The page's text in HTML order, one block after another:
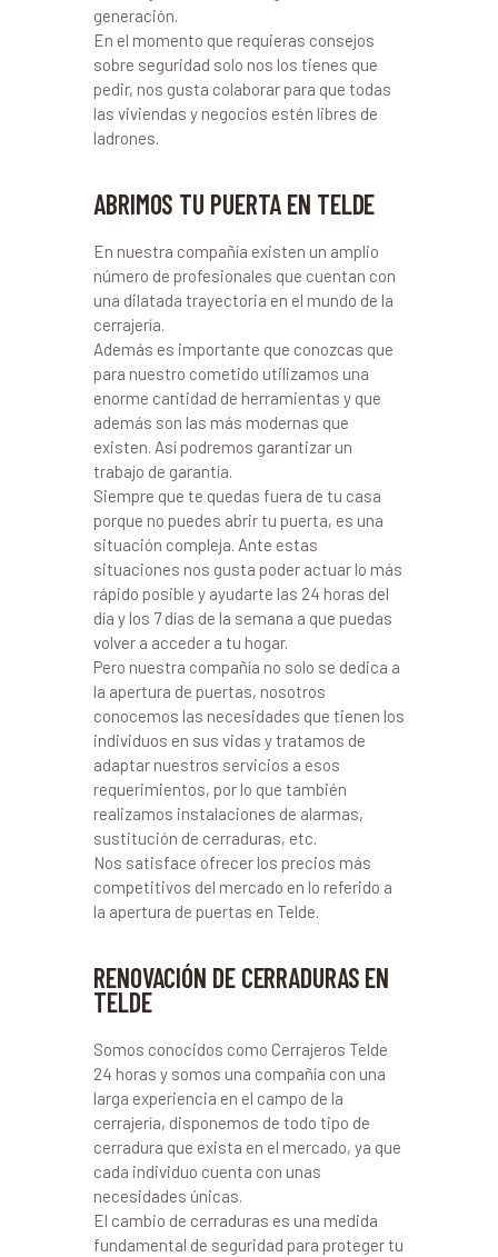
generación.
En el momento que requieras consejos
sobre seguridad solo nos los tienes que
pedir, nos gusta colaborar para que todas
las viviendas y negocios estén libres de
ladrones.
ABRIMOS TU PUERTA EN TELDE
En nuestra compañía existen un amplio
número de profesionales que cuentan con
una dilatada trayectoria en el mundo de la
cerrajería.
Además es importante que conozcas que
para nuestro cometido utilizamos una
enorme cantidad de herramientas y que
además son las más modernas que
existen. Así podremos garantizar un
trabajo de garantía.
Siempre que te quedas fuera de tu casa
porque no puedes abrir tu puerta, es una
situación compleja. Ante estas
situaciones nos gusta poder actuar lo más
rápido posible y ayudarte las 24 horas del
día y los 7 días de la semana a que puedas
volver a acceder a tu hogar.
Pero nuestra compañía no solo se dedica a
la apertura de puertas, nosotros
conocemos las necesidades que tienen los
individuos en sus vidas y tratamos de
adaptar nuestros servicios a esos
requerimientos, por lo que también
realizamos instalaciones de alarmas,
sustitución de cerraduras, etc.
Nos satisface ofrecer los precios más
competitivos del mercado en lo referido a
la apertura de puertas en Telde.
RENOVACIÓN DE CERRADURAS EN
TELDE
Somos conocidos como Cerrajeros Telde
24 horas y somos una compañía con una
larga experiencia en el campo de la
cerrajería, disponemos de todo tipo de
cerradura que exista en el mercado, ya que
cada individuo cuenta con unas
necesidades únicas.
El cambio de cerraduras es una medida
fundamental de seguridad para proteger tu